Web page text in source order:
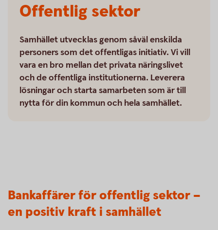
Offentlig sektor
Samhället utvecklas genom såväl enskilda
personers som det offentligas initiativ. Vi vill
vara en bro mellan det privata näringslivet
och de offentliga institutionerna. Leverera
lösningar och starta samarbeten som är till
nytta för din kommun och hela samhället.
Bankaffärer för offentlig sektor –
en positiv kraft i samhället